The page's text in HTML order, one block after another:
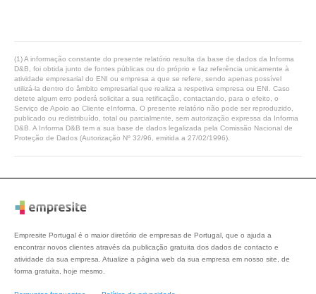
(1) A informação constante do presente relatório resulta da base de dados da Informa
D&B, foi obtida junto de fontes públicas ou do próprio e faz referência unicamente à
atividade empresarial do ENI ou empresa a que se refere, sendo apenas possível
utilizá-la dentro do âmbito empresarial que realiza a respetiva empresa ou ENI. Caso
detete algum erro poderá solicitar a sua retificação, contactando, para o efeito, o
Serviço de Apoio ao Cliente eInforma. O presente relatório não pode ser reproduzido,
publicado ou redistribuído, total ou parcialmente, sem autorização expressa da Informa
D&B. A Informa D&B tem a sua base de dados legalizada pela Comissão Nacional de
Proteção de Dados (Autorização Nº 32/96, emitida a 27/02/1996).
Empresite Portugal é o maior diretório de empresas de Portugal, que o ajuda a
encontrar novos clientes através da publicação gratuita dos dados de contacto e
atividade da sua empresa. Atualize a página web da sua empresa em nosso site, de
forma gratuita, hoje mesmo.